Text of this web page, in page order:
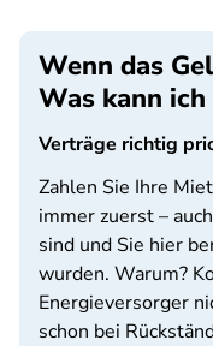
Wenn das
Was kann ich
Verträge richtig
Zahlen Sie Ihre
immer zuerst –
sind und Sie hier
wurden. Warum?
Energieversorger
schon bei